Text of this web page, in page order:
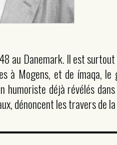
au Danemark. Il est
à Mogens, et de ímaqa,
humoriste déjà révélés
dénoncent les travers de